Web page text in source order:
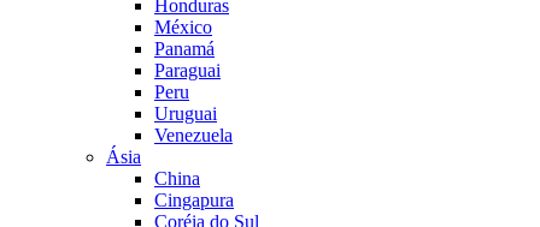
Honduras
México
Panamá
Paraguai
Peru
Uruguai
Venezuela
Ásia
China
Cingapura
Coréia do Sul